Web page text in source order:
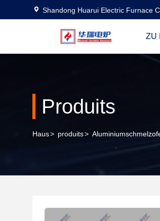
Shandong Huarui Electric Furnace
ZU
Produits
Haus> produits>